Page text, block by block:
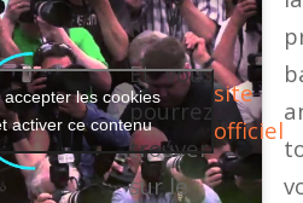
Et vous
pourrez
trouver
sur le
site
officiel
les cookies
activer ce contenu